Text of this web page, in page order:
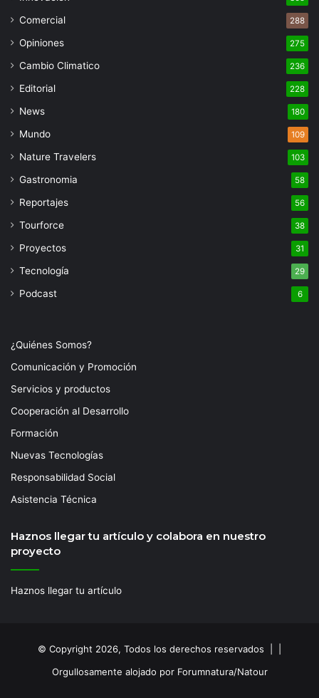
Comercial 288
Opiniones 275
Cambio Climatico 236
Editorial 228
News 180
Mundo 109
Nature Travelers 103
Gastronomia 58
Reportajes 56
Tourforce 38
Proyectos 31
Tecnología 29
Podcast 6
¿Quiénes Somos?
Comunicación y Promoción
Servicios y productos
Cooperación al Desarrollo
Formación
Nuevas Tecnologías
Responsabilidad Social
Asistencia Técnica
Haznos llegar tu artículo y colabora en nuestro
proyecto
Haznos llegar tu artículo
© Copyright 2026, Todos los derechos reservados | |
Orgullosamente alojado por Forumnatura/Natour